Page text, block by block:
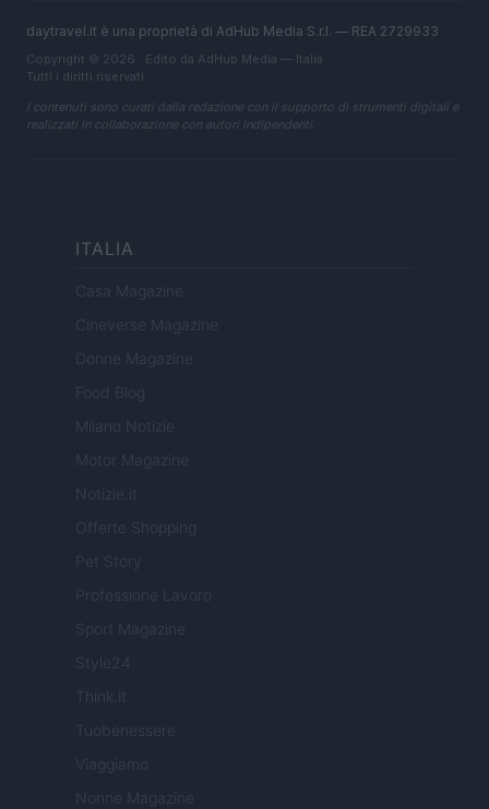
daytravel.it è una proprietà di AdHub Media S.r.l. — REA 2729933
Copyright © 2026 · Edito da AdHub Media — Italia
Tutti i diritti riservati
I contenuti sono curati dalla redazione con il supporto di strumenti digitali e
realizzati in collaborazione con autori indipendenti.
ITALIA
Casa Magazine
Cineverse Magazine
Donne Magazine
Food Blog
Milano Notizie
Motor Magazine
Notizie.it
Offerte Shopping
Pet Story
Professione Lavoro
Sport Magazine
Style24
Think.it
Tuobenessere
Viaggiamo
Nonne Magazine